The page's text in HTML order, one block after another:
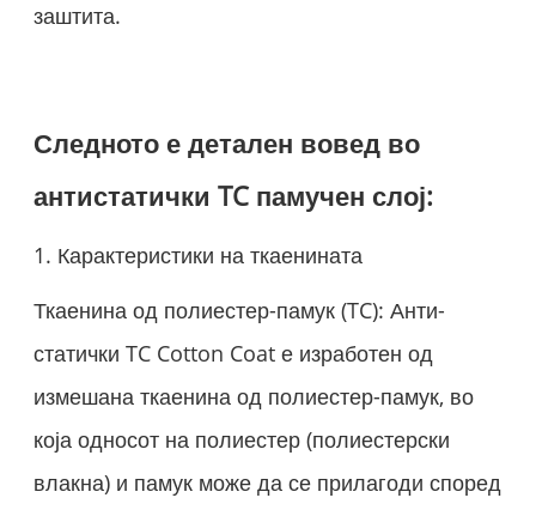
заштита.
Следното е детален вовед во
антистатички TC памучен слој:
1. Карактеристики на ткаенината
Ткаенина од полиестер-памук (TC): Анти-
статички TC Cotton Coat е изработен од
измешана ткаенина од полиестер-памук, во
која односот на полиестер (полиестерски
влакна) и памук може да се прилагоди според